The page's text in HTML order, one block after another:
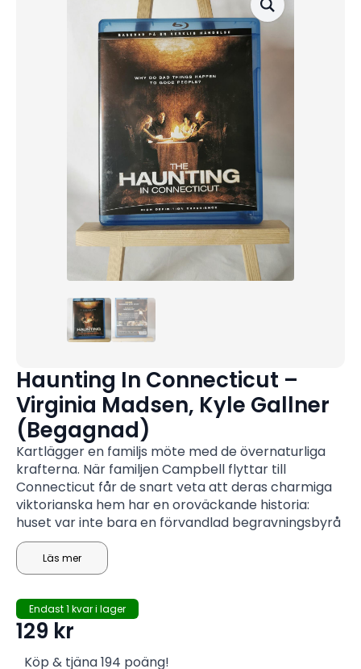
Haunting In Connecticut –
Virginia Madsen, Kyle Gallner
(Begagnad)
Kartlägger en familjs möte med de övernaturliga
krafterna. När familjen Campbell flyttar till
Connecticut får de snart veta att deras charmiga
viktorianska hem har en oroväckande historia:
huset var inte bara en förvandlad begravningsbyrå
där ofattbara handlingar inträffade, utan ägarens
klärvoajanta son Jonah fungerade som en
demonisk budbärare, vilket gav en inkörsport för
Jona, pojken som kommunicerade med de döda,
återvänder för att släppa lös skräck på den
Läs mer
Endast 1 kvar i lager
129 kr
Köp & tjäna 194 poäng!